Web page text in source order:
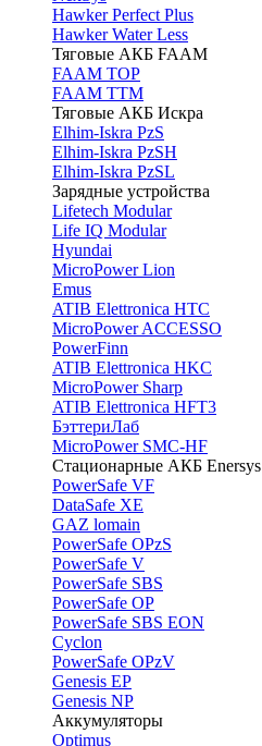
Hawker Perfect Plus
Hawker Water Less
Тяговые АКБ FAAM
FAAM TOP
FAAM TTM
Тяговые АКБ Искра
Elhim-Iskra PzS
Elhim-Iskra PzSH
Elhim-Iskra PzSL
Зарядные устройства
Lifetech Modular
Life IQ Modular
Hyundai
MicroPower Lion
Emus
ATIB Elettronica HTC
MicroPower ACCESSO
PowerFinn
ATIB Elettronica HKC
MicroPower Sharp
ATIB Elettronica HFT3
БэттериЛаб
MicroPower SMC-HF
Стационарные АКБ Enersys
PowerSafe VF
DataSafe XE
GAZ lomain
PowerSafe OPzS
PowerSafe V
PоwerSafe SBS
PowerSafe OP
PоwerSafe SBS EON
Cyclon
PowerSafe OPzV
Genesis EP
Genesis NP
Аккумуляторы
Optimus